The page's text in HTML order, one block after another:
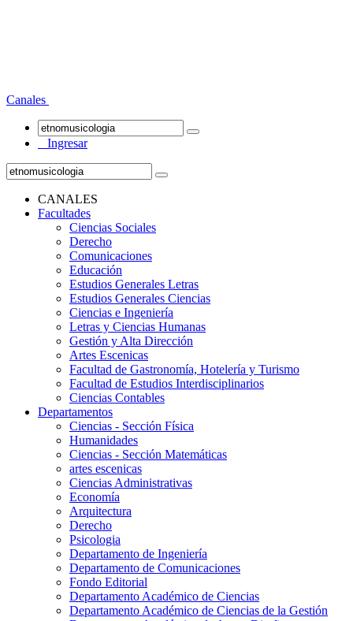
Canales
Ingresar
CANALES
Facultades
Ciencias Sociales
Derecho
Comunicaciones
Educación
Estudios Generales Letras
Estudios Generales Ciencias
Ciencias e Ingeniería
Letras y Ciencias Humanas
Gestión y Alta Dirección
Artes Escenicas
Facultad de Gastronomía, Hotelería y Turismo
Facultad de Estudios Interdisciplinarios
Ciencias Contables
Departamentos
Ciencias - Sección Física
Humanidades
Ciencias - Sección Matemáticas
artes escenicas
Ciencias Administrativas
Economía
Arquitectura
Derecho
Psicologia
Departamento de Ingeniería
Departamento de Comunicaciones
Fondo Editorial
Departamento Académico de Ciencias
Departamento Académico de Ciencias de la Gestión